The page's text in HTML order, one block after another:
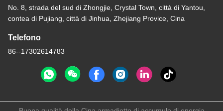
No. 8, strada del sud di Zhongjie, Crystal Town, città di Yantou,
contea di Pujiang, città di Jinhua, Zhejiang Provice, Cina
Telefono
86--17302614783